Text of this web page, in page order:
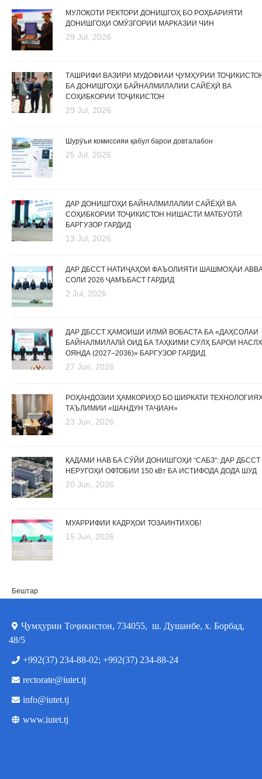
МУЛОҚОТИ РЕКТОРИ ДОНИШГОҲ БО РОҲБАРИЯТИ
ДОНИШГОҲИ ОМӮЗГОРИИ МАРКАЗИИ ЧИН
29 Jul, 2026
ТАШРИФИ ВАЗИРИ МУДОФИАИ ҶУМҲУРИИ
БА ДОНИШГОҲИ БАЙНАЛМИЛАЛИИ САЙЁҲӢ ВА
СОҲИБКОРИИ ТОҶИКИСТОН
29 Jul, 2026
Шурӯъи комиссияи қабул барои довталабон
25 Jul, 2026
ДАР ДОНИШГОҲИ БАЙНАЛМИЛАЛИИ САЙЁҲӢ ВА
СОҲИБКОРИИ ТОҶИКИСТОН НИШАСТИ МАТБУОТӢ
БАРГУЗОР ГАРДИД
13 Jul, 2026
ДАР ДБССТ НАТИҶАҲОИ ФАЪОЛИЯТИ ШАШМОҲАИ
СОЛИ 2026 ҶАМЪБАСТ ГАРДИД
2 Jul, 2026
ДАР ДБССТ ҲАМОИШИ ИЛМӢ ВОБАСТА БА «ДАҲСОЛАИ
БАЙНАЛМИЛАЛӢ ОИД БА ТАҲКИМИ СУЛҲ БАРОИ
ОЯНДА (2027–2036)» БАРГУЗОР ГАРДИД
27 Jun, 2026
РОҲАНДОЗИИ ҲАМКОРИҲО БО ШИРКАТИ
ТАЪЛИМИИ «ШАНДУН ТАҶИАН»
23 Jun, 2026
ҚАДАМИ НАВ БА СӮЙИ ДОНИШГОҲИ “САБЗ”: ДАР ДБССТ
НЕРУГОҲИ ОФТОБИИ 150 кВт БА ИСТИФОДА ДОДА ШУД
20 Jun, 2026
МУАРРИФИИ КАДРҲОИ ТОЗАИНТИХОБ!
15 Jun, 2026
Бештар
Ҷумҳурии Тоҷикистон, 734055, ш. Душанбе, х. Борбад,
48/5
+992(37) 234-88-02; +992(37) 234-88-24
rectorate@iutet.tj
info@iutet.tj
www.iutet.tj